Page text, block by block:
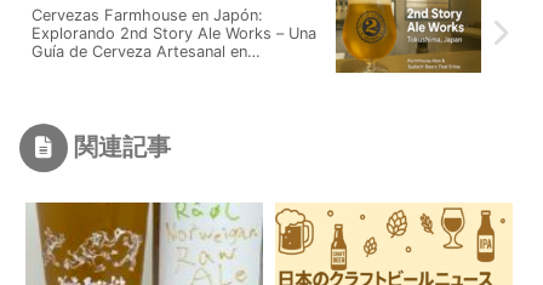
Cervezas Farmhouse en Japón:
Explorando 2nd Story Ale Works – Una
Guía de Cerveza Artesanal en
関連記事